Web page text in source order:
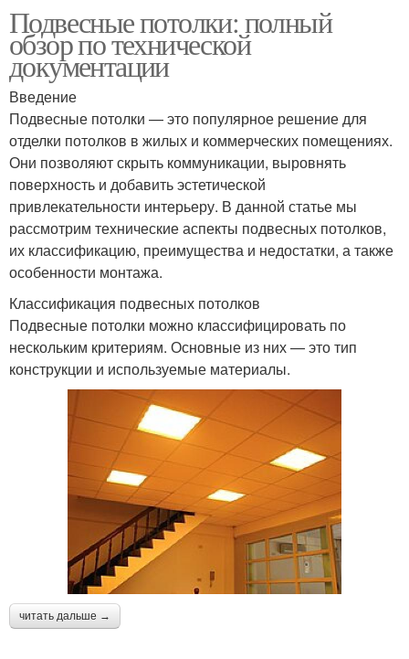
Подвесные потолки: полный
обзор по технической
документации
Введение
Подвесные потолки — это популярное решение для
отделки потолков в жилых и коммерческих помещениях.
Они позволяют скрыть коммуникации, выровнять
поверхность и добавить эстетической
привлекательности интерьеру. В данной статье мы
рассмотрим технические аспекты подвесных потолков,
их классификацию, преимущества и недостатки, а также
особенности монтажа.
Классификация подвесных потолков
Подвесные потолки можно классифицировать по
нескольким критериям. Основные из них — это тип
конструкции и используемые материалы.
читать дальше →